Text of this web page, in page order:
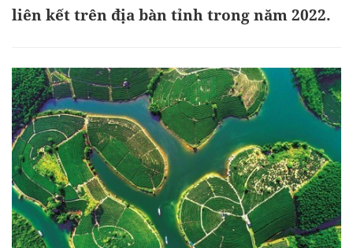
liên kết trên địa bàn tỉnh trong năm 2022.